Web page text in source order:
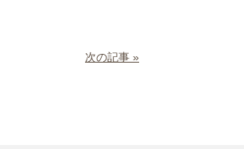
次の記事 »